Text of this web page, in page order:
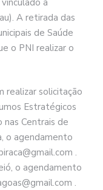
A retirada das
de Saúde
o PNI realizar o
realizar solicitação
Estratégicos
nas Centrais de
o agendamento
.
o agendamento
.